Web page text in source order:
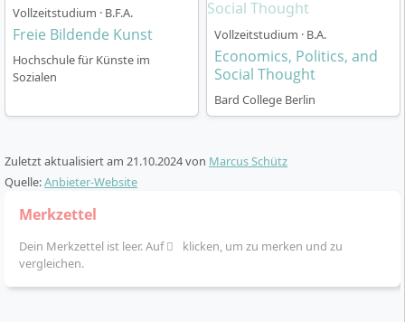
Vollzeitstudium · B.F.A.
Freie Bildende Kunst
Hochschule für Künste im
Sozialen
Vollzeitstudium · B.A.
Economics, Politics, and
Social Thought
Bard College Berlin
Zuletzt aktualisiert am 21.10.2024von Marcus Schütz
Quelle:Anbieter-Website
Merkzettel
Dein Merkzettel ist leer. Auf
klicken, um zu merken und zu
vergleichen.